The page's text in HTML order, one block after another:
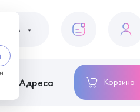
Адреса Корзина